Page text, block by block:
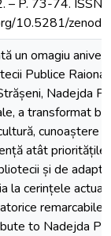
– P. 73-74.
10.5281/
un omagiu
Publice
Nadejda
a transformat
cunoaștere
atât prioritățile
și de
la cerințele
remarcabile.
to Nadejda